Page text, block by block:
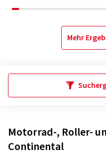
Mehr
Motorrad-, Roller-
Continental